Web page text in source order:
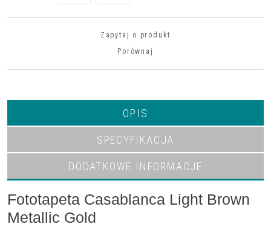
Zapytaj o produkt
Porównaj
OPIS
SPECYFIKACJA
DODATKOWE INFORMACJE
Fototapeta Casablanca Light Brown
Metallic Gold